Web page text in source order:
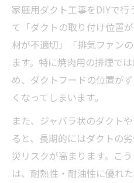
家庭用ダクト工事をDIYで
て「ダクトの取り付け位置
材が不適切」「排気ファン
ます。特に焼肉用の排煙で
め、ダクトフードの位置が
くなってしまいます。
また、ジャバラ状のダクト
ると、長期的にはダクトの
災リスクが高まります。こ
は、耐熱性・耐油性に優れ